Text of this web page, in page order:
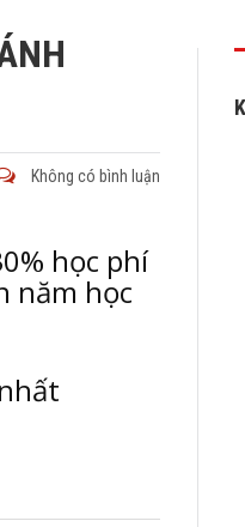
Không có bình luận
học phí
năm học